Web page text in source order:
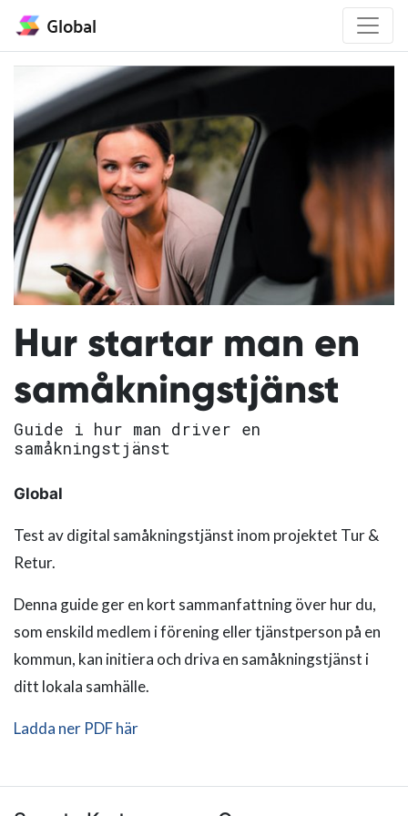
Global
Hur startar man en
samåkningstjänst
Guide i hur man driver en
samåkningstjänst
Global
Test av digital samåkningstjänst inom projektet Tur &
Retur.
Denna guide ger en kort sammanfattning över hur du,
som enskild medlem i förening eller tjänstperson på en
kommun, kan initiera och driva en samåkningstjänst i
ditt lokala samhälle.
Ladda ner PDF här